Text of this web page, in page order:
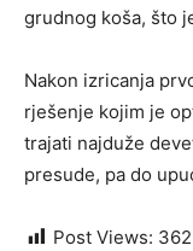
grudnog koša, što
Nakon izricanja
rješenje kojim je
trajati najduže
presude, pa do
Post Views: 362